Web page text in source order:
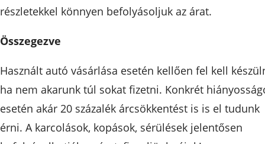
részletekkel könnyen befolyásoljuk az árat.
Összegezve
Használt autó vásárlása esetén kellően fel kell
ha nem akarunk túl sokat fizetni. Konkrét
esetén akár 20 százalék árcsökkentést is is el tudunk
érni. A karcolások, kopások, sérülések jelentősen